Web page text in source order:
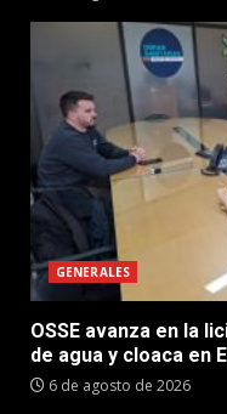
GENERALES
OSSE avanza en la
de agua y cloaca en
6 de agosto de 2026